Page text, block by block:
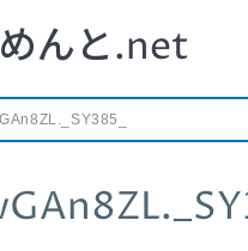
んと.net